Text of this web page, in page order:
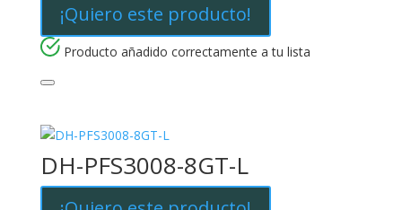
¡Quiero este producto!
Producto añadido correctamente a tu lista
DH-PFS3008-8GT-L